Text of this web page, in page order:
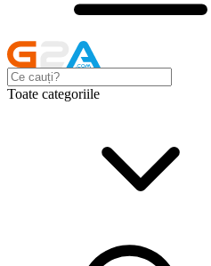
Toate categoriile